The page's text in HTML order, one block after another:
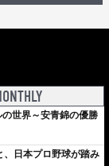
世界～安青錦の優勝
、日本プロ野球が踏み